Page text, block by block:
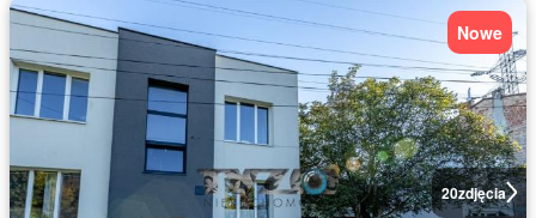
20zdjęcia
Nowe